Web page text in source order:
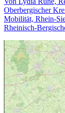
Oberbergischer
Mobilität, Rhein-
Rheinisch-